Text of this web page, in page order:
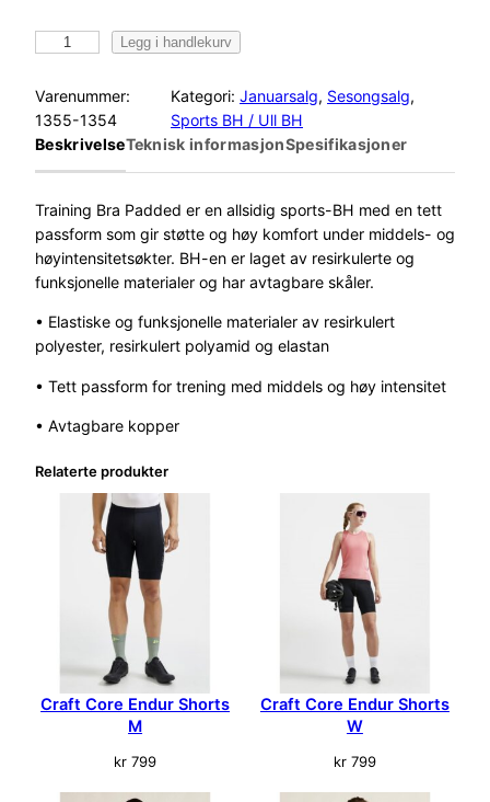
a
f
t
a
i
n
i
g
B
P
d
Legg i handlekurv
Varenummer:
1355-1354
Kategori:Januarsalg, Sesongsalg
Sports BH / Ull BH
BeskrivelseTeknisk informasjonSpesifikasjoner
Training Bra Padded er en allsidig sports-BH med en tett
passform som gir støtte og høy komfort under middels- og
høyintensitetsøkter. BH-en er laget av resirkulerte og
funksjonelle materialer og har avtagbare skåler.
• Elastiske og funksjonelle materialer av resirkulert
polyester, resirkulert polyamid og elastan
• Tett passform for trening med middels og høy intensitet
• Avtagbare kopper
Relaterte produkter
Craft Core Endur Shorts
M
kr 799
Craft Core Endur Shorts
W
kr799